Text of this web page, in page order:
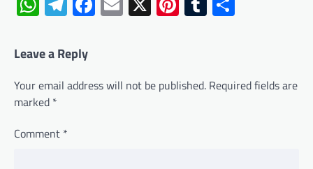
Leave a Reply
Your email address will not be published. Required fields are
marked *
Comment *